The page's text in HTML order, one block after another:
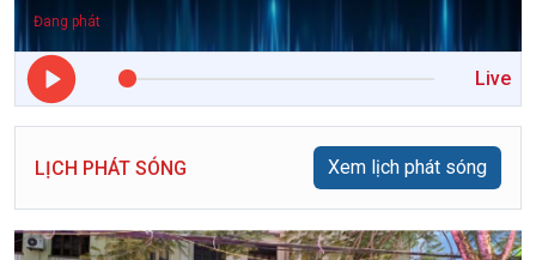
Đang phát
Live
LỊCH PHÁT SÓNG Xem lịch phát sóng